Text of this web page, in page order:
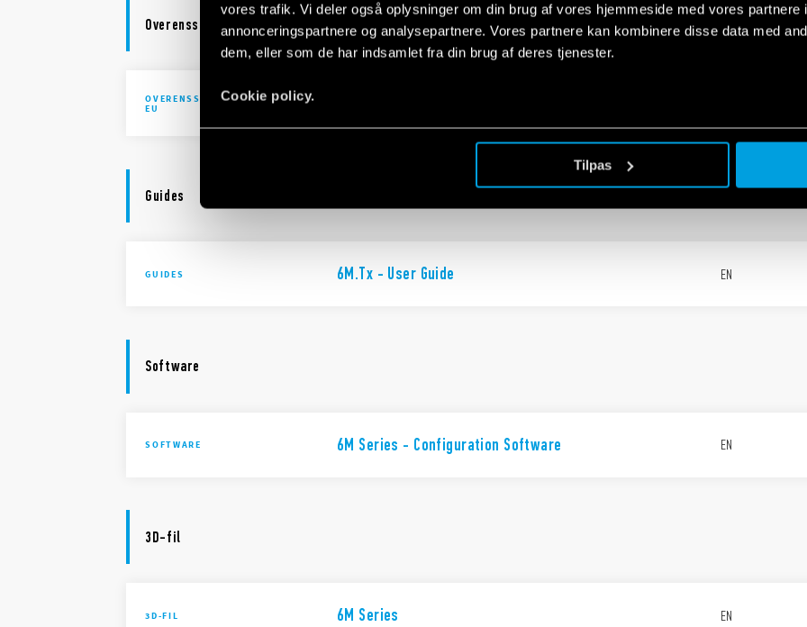
vores trafik. Vi deler også oplysninger om din brug af vores hjemmeside med vores partnere
annonceringspartnere og analysepartnere. Vores partnere kan kombinere disse data med
dem, eller som de har indsamlet fra din brug af deres tjenester.
Cookie policy.
Tilpas
Overensstemmelseserklæring
OVERENSSTEMMELSESERKLÆRING
EU
Guides
GUIDES 6M.Tx - User Guide EN
Software
SOFTWARE 6M Series - Configuration Software EN
3D-fil
3D-FIL 6M Series EN